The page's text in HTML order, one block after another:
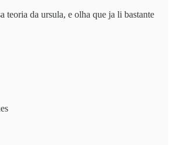
teoria da ursula, e olha que ja li bastante